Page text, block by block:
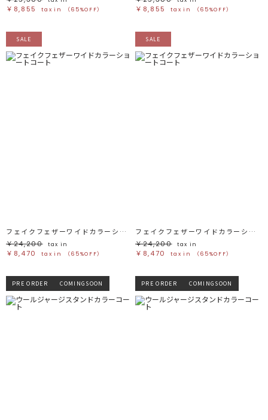
￥8,855 tax in （65%OFF） ￥8,855 tax in （65%OFF）
SALE
フェイクフェザーワイドカラーショートコート
￥24,200
tax in
￥8,470 tax in （65%OFF）
SALE
フェイクフェザーワイドカラーショートコート
￥24,200
tax in
￥8,470 tax in （65%OFF）
PRE ORDER COMINGSOON PRE ORDER COMINGSOON